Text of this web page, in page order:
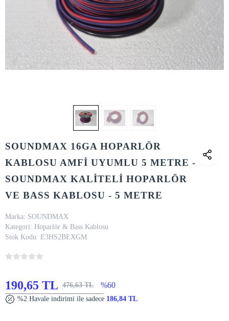
SOUNDMAX 16GA HOPARLÖR
KABLOSU AMFİ UYUMLU 5 METRE -
SOUNDMAX KALİTELİ HOPARLÖR
VE BASS KABLOSU - 5 METRE
Marka: SOUNDMAX
Kategori: Hoparlör & Bass Kablosu
Stok Kodu: E3HS2BEXGM
190,65 TL 476,63 TL %60
%2 Havale indirimi ile sadece 186,84 TL